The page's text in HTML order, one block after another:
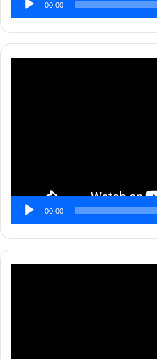
00:00
00:00